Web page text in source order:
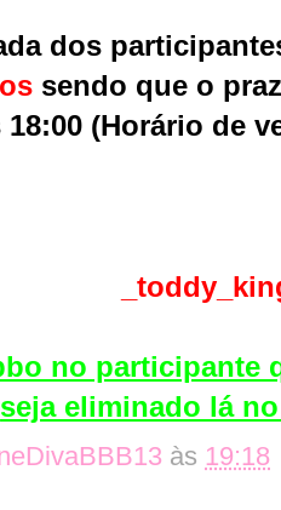
dos
sendo que o
18:00 (Horário de
no participante
seja eliminado lá
às 19:18